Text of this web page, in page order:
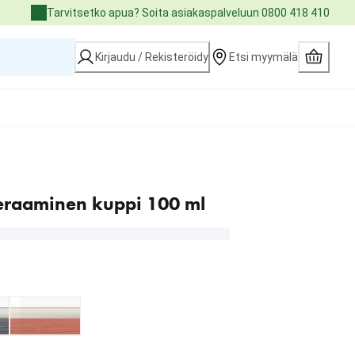
Tarvitsetko apua? Soita asiakaspalveluun 0800 418 410
Kirjaudu / Rekisteröidy Etsi myymälä
kuppi 100 ml